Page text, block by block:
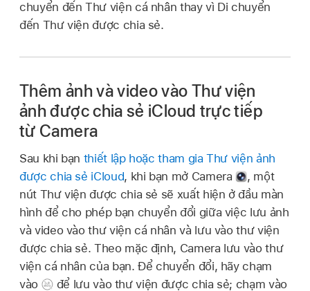
chuyển đến Thư viện cá nhân thay vì Di chuyển
đến Thư viện được chia sẻ.
Thêm ảnh và video vào Thư viện
ảnh được chia sẻ iCloud trực tiếp
từ Camera
Sau khi bạn thiết lập hoặc tham gia Thư viện ảnh
được chia sẻ iCloud, khi bạn mở Camera , một
nút Thư viện được chia sẻ sẽ xuất hiện ở đầu màn
hình để cho phép bạn chuyển đổi giữa việc lưu ảnh
và video vào thư viện cá nhân và lưu vào thư viện
được chia sẻ. Theo mặc định, Camera lưu vào thư
viện cá nhân của bạn. Để chuyển đổi, hãy chạm
vào
để lưu vào thư viện được chia sẻ; chạm vào